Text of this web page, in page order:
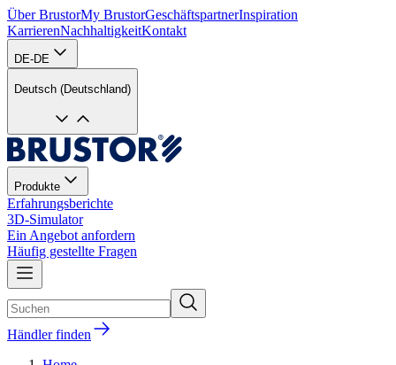
Über BrustorMy BrustorGeschäftspartnerInspiration
KarrierenNachhaltigkeitKontakt
DE-DE
Deutsch (Deutschland)
Produkte
Erfahrungsberichte
3D-Simulator
Ein Angebot anfordern
Häufig gestellte Fragen
Händler finden